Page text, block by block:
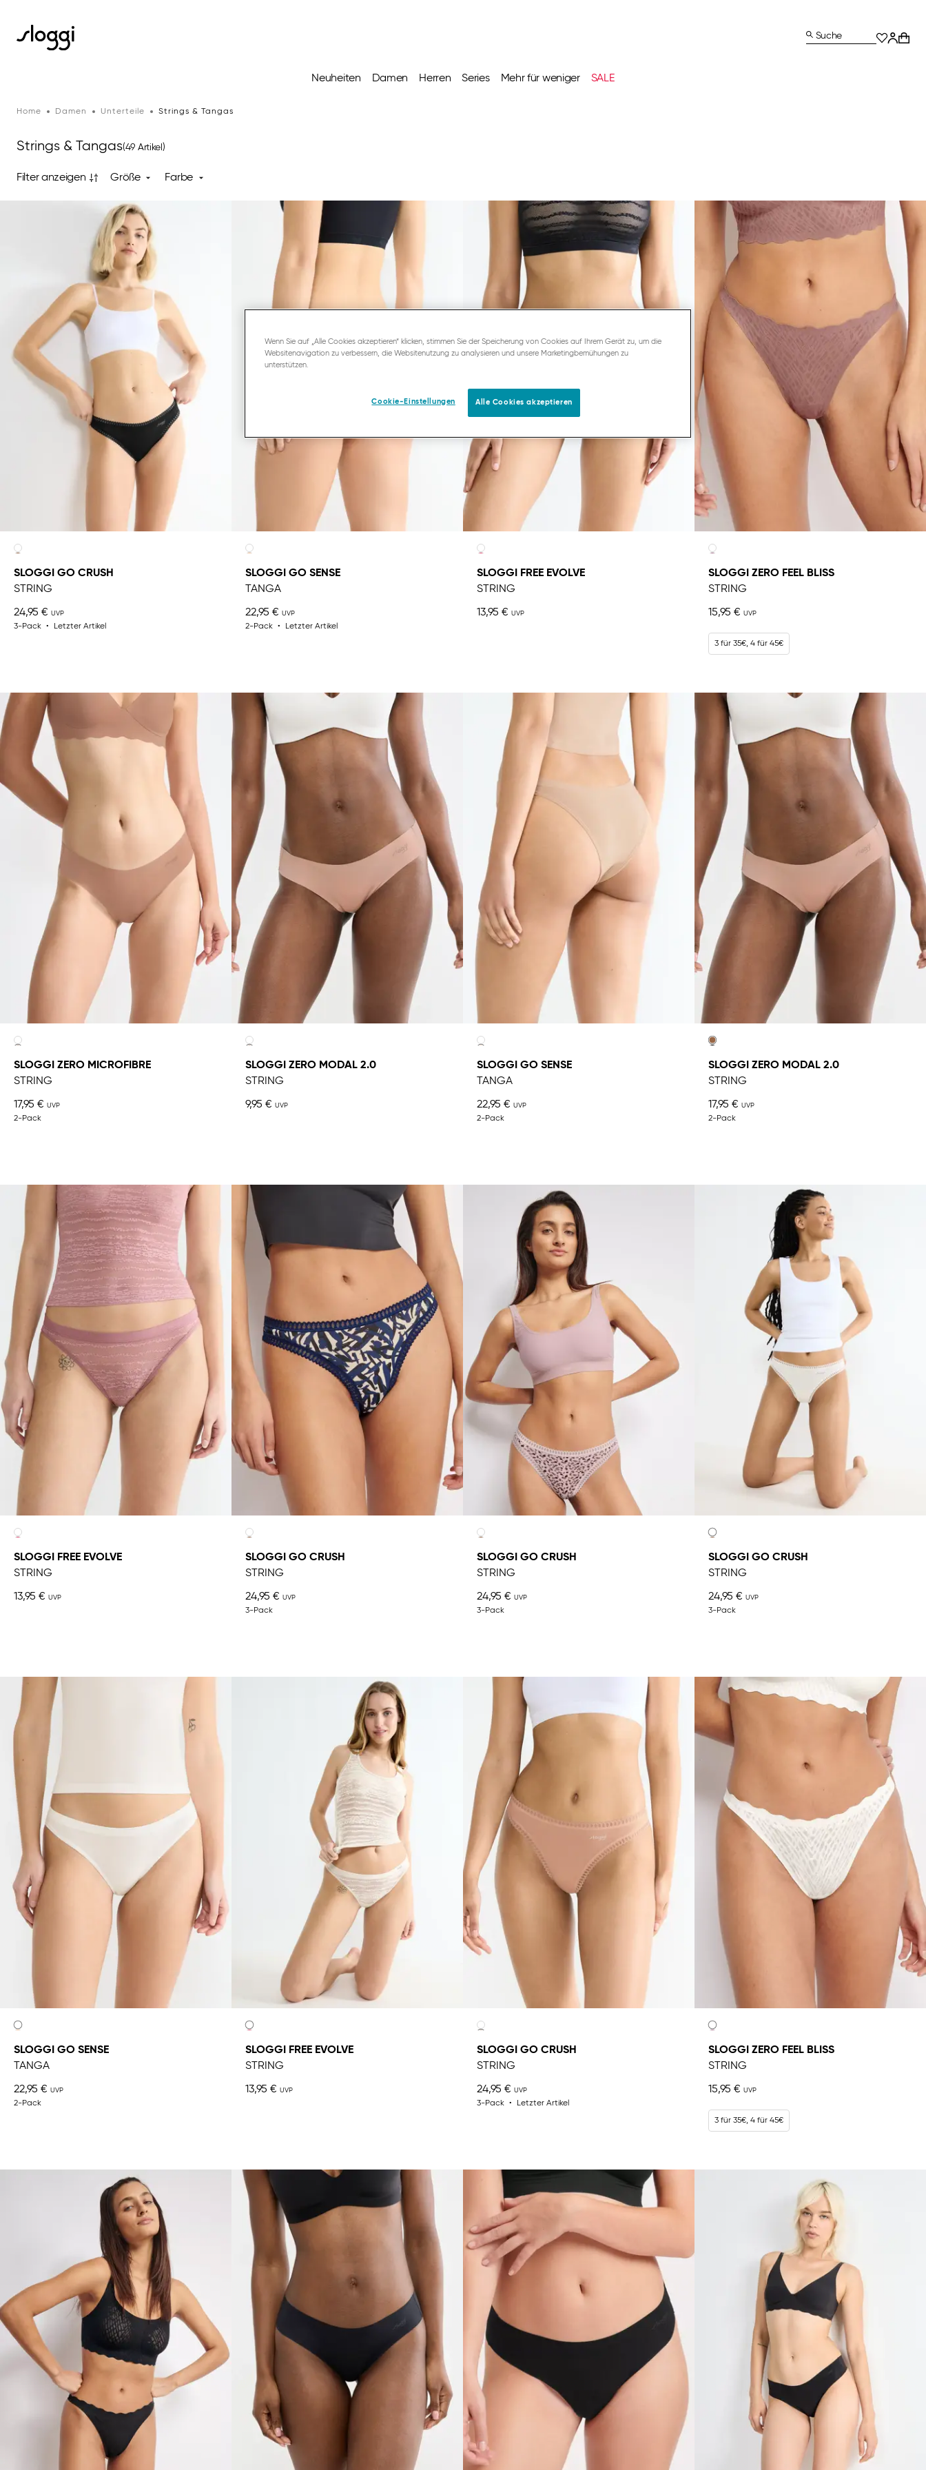
Neuheiten Damen Herren Series Mehr für weniger SALE
Suche
Home Damen Unterteile Strings & Tangas
Strings & Tangas(49 Artikel)
Filter anzeigen Größe Farbe
SLOGGI GO CRUSH
STRING
24,95 €
3-Pack Letzter Artikel
SLOGGI GO SENSE
TANGA
22,95 €
2-Pack Letzter Artikel
SLOGGI FREE EVOLVE
STRING
13,95 €
SLOGGI ZERO FEEL BLISS
STRING
15,95 €
3 für 35€, 4 für 45€
SLOGGI ZERO MICROFIBRE
STRING
17,95 €
2-Pack
SLOGGI ZERO MODAL 2.0
STRING
9,95 €
SLOGGI GO SENSE
TANGA
22,95 €
2-Pack
SLOGGI ZERO MODAL 2.0
STRING
17,95 €
2-Pack
SLOGGI FREE EVOLVE
STRING
13,95 €
SLOGGI GO CRUSH
STRING
24,95 €
3-Pack
SLOGGI GO CRUSH
STRING
24,95 €
3-Pack
SLOGGI GO CRUSH
STRING
24,95 €
3-Pack
SLOGGI GO SENSE
TANGA
22,95 €
2-Pack
SLOGGI FREE EVOLVE
STRING
13,95 €
SLOGGI GO CRUSH
STRING
24,95 €
3-Pack Letzter Artikel
SLOGGI ZERO FEEL BLISS
STRING
15,95 €
3 für 35€, 4 für 45€
Wenn Sie auf „Alle Cookies akzeptieren“ klicken, stimmen Sie der Speicherung von Cookies auf Ihrem Gerät zu, um die
Websitenavigation zu verbessern, die Websitenutzung zu analysieren und unsere Marketingbemühungen zu
unterstützen.
Cookie-Einstellungen Alle Cookies akzeptieren